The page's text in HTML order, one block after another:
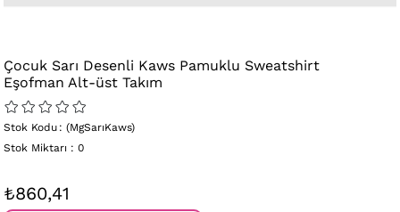
Çocuk Sarı Desenli Kaws Pamuklu Sweatshirt
Eşofman Alt-üst Takım
(MgSarıKaws)
Stok Kodu
Stok Miktarı : 0
₺860,41